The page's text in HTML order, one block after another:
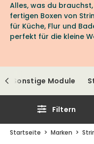
Alles, was du
fertigen Boxen von
für Küche, Flur und
perfekt für die kleine
Sonstige Module
Filtern
Startseite Marken